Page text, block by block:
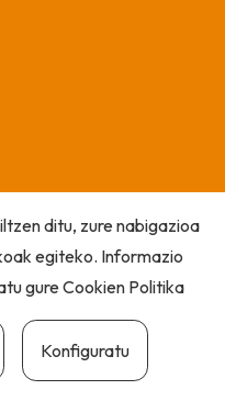
ditu, zure nabigazioa
egiteko. Informazio
gureCookien Politika
Konfiguratu